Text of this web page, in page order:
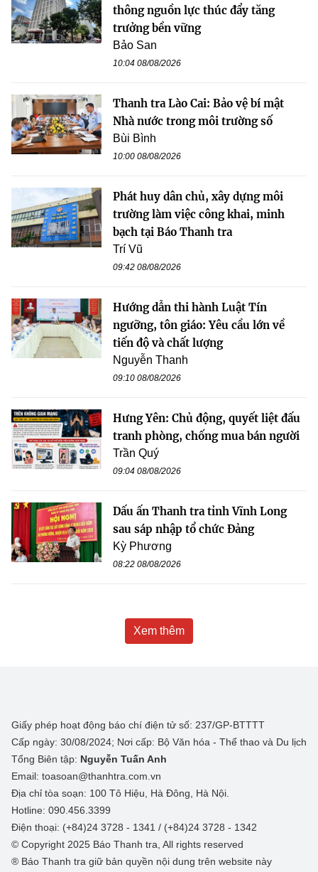
thông nguồn lực thúc đẩy tăng
trưởng bền vững
Bảo San
10:04 08/08/2026
Thanh tra Lào Cai: Bảo vệ bí mật
Nhà nước trong môi trường số
Bùi Bình
10:00 08/08/2026
Phát huy dân chủ, xây dựng môi
trường làm việc công khai, minh
bạch tại Báo Thanh tra
Trí Vũ
09:42 08/08/2026
Hướng dẫn thi hành Luật Tín
ngưỡng, tôn giáo: Yêu cầu lớn về
tiến độ và chất lượng
Nguyễn Thanh
09:10 08/08/2026
Hưng Yên: Chủ động, quyết liệt đấu
tranh phòng, chống mua bán người
Trần Quý
09:04 08/08/2026
Dấu ấn Thanh tra tỉnh Vĩnh Long
sau sáp nhập tổ chức Đảng
Kỳ Phương
08:22 08/08/2026
Xem thêm
Giấy phép hoạt động báo chí điện tử số: 237/GP-BTTTT
Cấp ngày: 30/08/2024; Nơi cấp: Bộ Văn hóa - Thể thao và Du lịch
Tổng Biên tập: Nguyễn Tuấn Anh
Email: toasoan@thanhtra.com.vn
Địa chỉ tòa soạn: 100 Tô Hiệu, Hà Đông, Hà Nội.
Hotline: 090.456.3399
Điện thoại: (+84)24 3728 - 1341 / (+84)24 3728 - 1342
© Copyright 2025 Báo Thanh tra, All rights reserved
® Báo Thanh tra giữ bản quyền nội dung trên website này